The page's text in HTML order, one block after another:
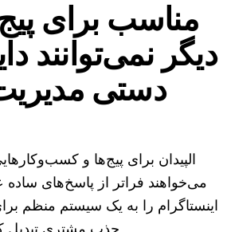
مناسب برای
دیگر نمی‌توانند
دستی
الپیدان برای پیج‌ها و
می‌خواهند فراتر از پاسخ‌های ساده
اینستاگرام را به یک سیستم منظم